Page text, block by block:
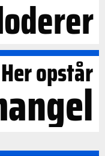
opstår